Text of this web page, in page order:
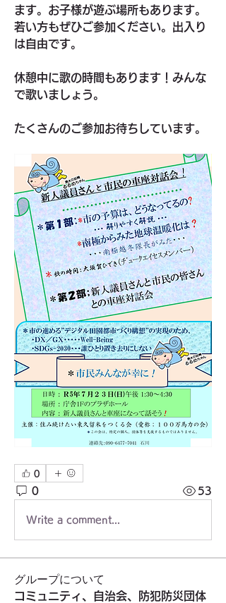
ます。お子様が遊ぶ場所もあります。
若い方もぜひご参加ください。出入り
は自由です。
休憩中に歌の時間もあります！みんな
で歌いましょう。
たくさんのご参加お待ちしています。
0
0 53
Write a comment...
グループについて
コミュニティ、自治会、防犯防災団体